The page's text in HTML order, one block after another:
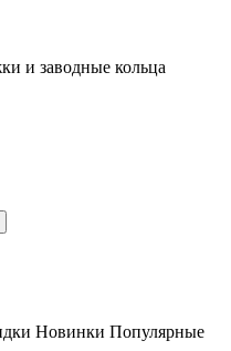
и заводные кольца
Новинки Популярные